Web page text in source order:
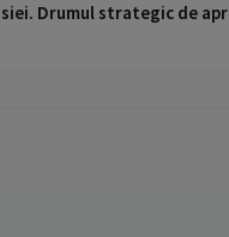
Drumul strategic de